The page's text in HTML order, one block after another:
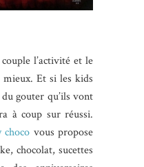
l’activité et le
mieux. Et si les kids
gouter qu’ils vont
à coup sur réussi.
choco vous propose
chocolat, sucettes